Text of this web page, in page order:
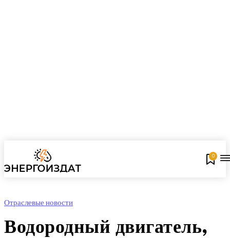
0
Отраслевые новости
Водородный двигатель,